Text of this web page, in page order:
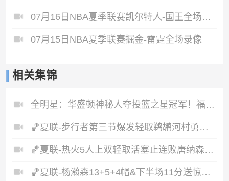
07月16日NBA夏季联赛凯尔特人-国王全场录像
07月15日NBA夏季联赛掘金-雷霆全场录像
相关集锦
全明星：华盛顿神秘人夺投篮之星冠军！福德夺得三分大赛冠军！
🏀夏联-步行者第三节爆发轻取鹈鹕河村勇辉5+5+12斯劳森22分
🏀夏联-热火5人上双轻取活塞止连败唐纳森20+8+10奥科里27分
🏀夏联-杨瀚森13+5+4帽&下半场11分送惊艳妙传开拓者力克掘金